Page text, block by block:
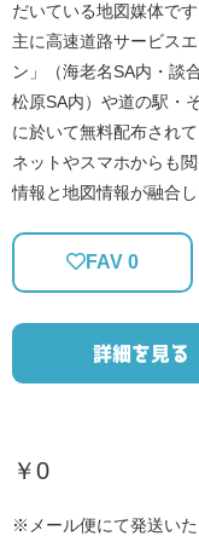
だいている地図媒体です
主に高速道路サービス
ン」（海老名SA内・談
松原SA内）や道の駅・
に於いて無料配布されて
ネットやスマホからも
情報と地図情報が融合
FAV 0
詳細を見る
￥0
※メール便にて発送いた